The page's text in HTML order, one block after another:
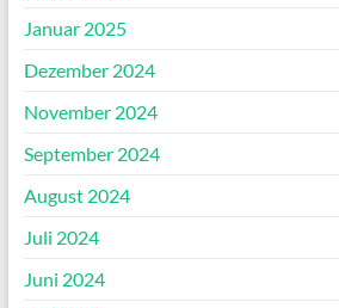
Januar 2025
Dezember 2024
November 2024
September 2024
August 2024
Juli 2024
Juni 2024